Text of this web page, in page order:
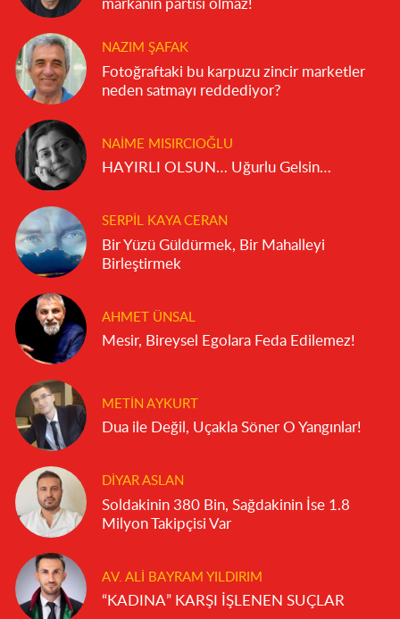
markanın partisi olmaz!
NAZIM ŞAFAK
Fotoğraftaki bu karpuzu zincir marketler
neden satmayı reddediyor?
NAIME MISIRCIOĞLU
HAYIRLI OLSUN… Uğurlu Gelsin…
SERPIL KAYA CERAN
Bir Yüzü Güldürmek, Bir Mahalleyi
Birleştirmek
AHMET ÜNSAL
Mesir, Bireysel Egolara Feda Edilemez!
METIN AYKURT
Dua ile Değil, Uçakla Söner O Yangınlar!
DIYAR ASLAN
Soldakinin 380 Bin, Sağdakinin İse 1.8
Milyon Takipçisi Var
AV. ALI BAYRAM YILDIRIM
“KADINA” KARŞI İŞLENEN SUÇLAR